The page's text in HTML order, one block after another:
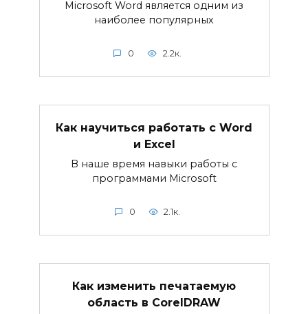
Microsoft Word является одним из
наиболее популярных
0 2.2к.
Как научиться работать с Word
и Excel
В наше время навыки работы с
программами Microsoft
0 2.1к.
Как изменить печатаемую
область в CorelDRAW